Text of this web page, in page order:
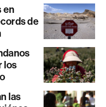
en
de
los
las